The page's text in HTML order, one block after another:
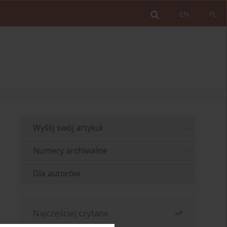
PL
EN
Wyślij swój artykuł
Numery archiwalne
Dla autorów
Najczęściej czytane